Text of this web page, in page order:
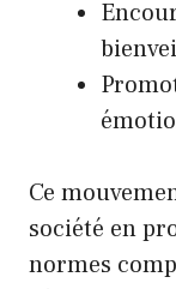
Ce
société en
normes